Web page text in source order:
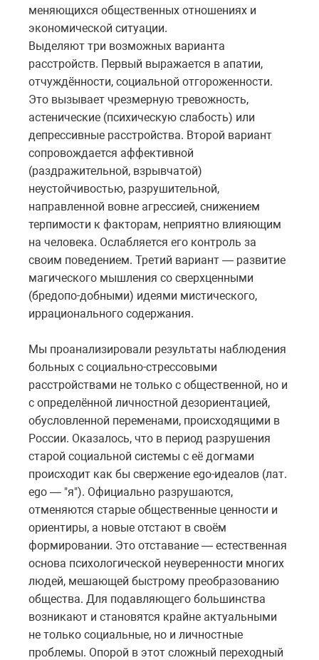
меняющихся общественных отношениях и
экономической ситуации.
Выделяют три возможных варианта
расстройств. Первый выражается в апатии,
отчуждённости, социальной отгороженности.
Это вызывает чрезмерную тревожность,
астенические (психическую слабость) или
депрессивные расстройства. Второй вариант
сопровождается аффективной
(раздражительной, взрывчатой)
неустойчивостью, разрушительной,
направленной вовне агрессией, снижением
терпимости к факторам, неприятно влияющим
на человека. Ослабляется его контроль за
своим поведением. Третий вариант — развитие
магического мышления со сверхценными
(бредопо-добными) идеями мистического,
иррационального содержания.
Мы проанализировали результаты наблюдения
больных с социально-стрессовыми
расстройствами не только с общественной, но и
с определённой личностной дезориентацией,
обусловленной переменами, происходящими в
России. Оказалось, что в период разрушения
старой социальной системы с её догмами
происходит как бы свержение ego-идеалов (лат.
ego — "я"). Официально разрушаются,
отменяются старые общественные ценности и
ориентиры, а новые отстают в своём
формировании. Это отставание — естественная
основа психологической неуверенности многих
людей, мешающей быстрому преобразованию
общества. Для подавляющего большинства
возникают и становятся крайне актуальными
не только социальные, но и личностные
проблемы. Опорой в этот сложный переходный